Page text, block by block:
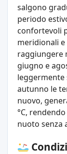
salgono
periodo
confortevoli
meridionali e
raggiungere
giugno e
leggermente
autunno le
nuovo,
°C,
nuoto senza